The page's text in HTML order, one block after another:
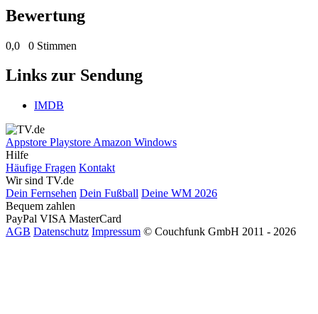
Bewertung
0,0 0 Stimmen
Links zur Sendung
IMDB
Appstore Playstore Amazon Windows
Hilfe
Häufige Fragen Kontakt
Wir sind TV.de
Dein Fernsehen Dein Fußball Deine WM 2026
Bequem zahlen
PayPal VISA MasterCard
AGB Datenschutz Impressum © Couchfunk GmbH 2011 - 2026